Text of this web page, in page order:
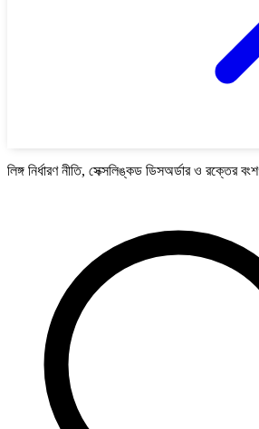
লিঙ্গ নির্ধারণ নীতি, সেক্সলিঙ্কড ডিসঅর্ডার ও রক্তের